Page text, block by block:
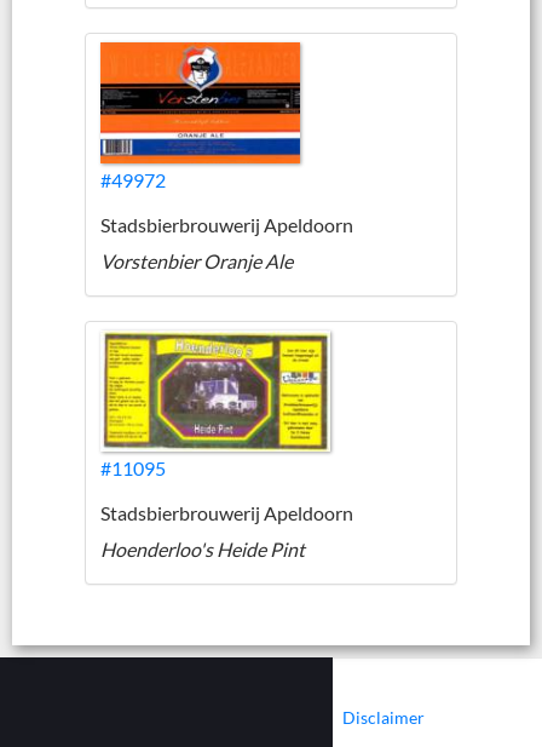
#49972
Stadsbierbrouwerij Apeldoorn
Vorstenbier Oranje Ale
#11095
Stadsbierbrouwerij Apeldoorn
Hoenderloo's Heide Pint
Disclaimer